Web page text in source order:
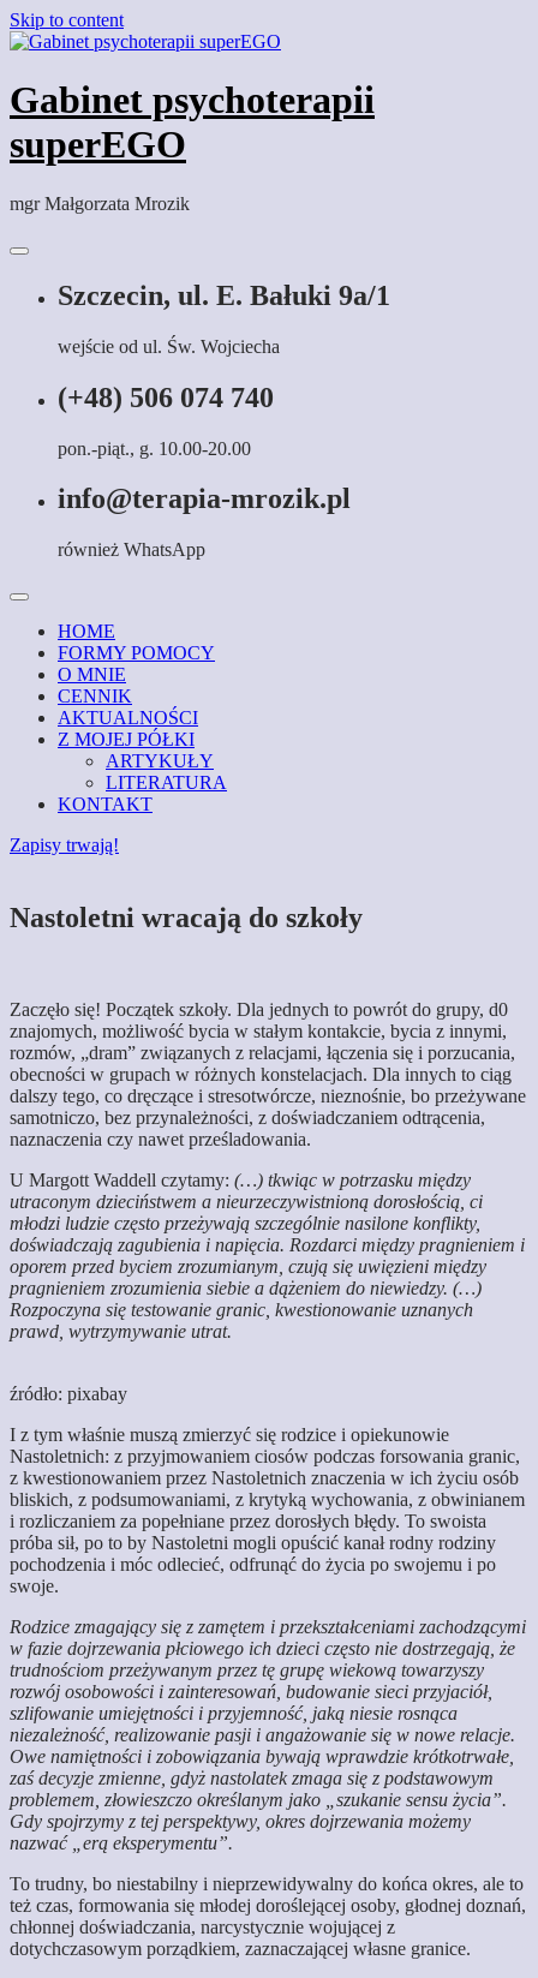
Skip to content
Gabinet psychoterapii
superEGO
mgr Małgorzata Mrozik
Szczecin, ul. E. Bałuki 9a/1
wejście od ul. Św. Wojciecha
(+48) 506 074 740
pon.-piąt., g. 10.00-20.00
info@terapia-mrozik.pl
również WhatsApp
HOME
FORMY POMOCY
O MNIE
CENNIK
AKTUALNOŚCI
Z MOJEJ PÓŁKI
ARTYKUŁY
LITERATURA
KONTAKT
Zapisy trwają!
Nastoletni wracają do szkoły
Zaczęło się! Początek szkoły. Dla jednych to powrót do grupy, d0
znajomych, możliwość bycia w stałym kontakcie, bycia z innymi,
rozmów, „dram” związanych z relacjami, łączenia się i porzucania,
obecności w grupach w różnych konstelacjach. Dla innych to ciąg
dalszy tego, co dręczące i stresotwórcze, nieznośnie, bo przeżywane
samotniczo, bez przynależności, z doświadczaniem odtrącenia,
naznaczenia czy nawet prześladowania.
U Margott Waddell czytamy: (…) tkwiąc w potrzasku między
utraconym dzieciństwem a nieurzeczywistnioną dorosłością, ci
młodzi ludzie często przeżywają szczególnie nasilone konflikty,
doświadczają zagubienia i napięcia. Rozdarci między pragnieniem i
oporem przed byciem zrozumianym, czują się uwięzieni między
pragnieniem zrozumienia siebie a dążeniem do niewiedzy. (…)
Rozpoczyna się testowanie granic, kwestionowanie uznanych
prawd, wytrzymywanie utrat.
źródło: pixabay
I z tym właśnie muszą zmierzyć się rodzice i opiekunowie
Nastoletnich: z przyjmowaniem ciosów podczas forsowania granic,
z kwestionowaniem przez Nastoletnich znaczenia w ich życiu osób
bliskich, z podsumowaniami, z krytyką wychowania, z obwinianem
i rozliczaniem za popełniane przez dorosłych błędy. To swoista
próba sił, po to by Nastoletni mogli opuścić kanał rodny rodziny
pochodzenia i móc odlecieć, odfrunąć do życia po swojemu i po
swoje.
Rodzice zmagający się z zamętem i przekształceniami zachodzącymi
w fazie dojrzewania płciowego ich dzieci często nie dostrzegają, że
trudnościom przeżywanym przez tę grupę wiekową towarzyszy
rozwój osobowości i zainteresowań, budowanie sieci przyjaciół,
szlifowanie umiejętności i przyjemność, jaką niesie rosnąca
niezależność, realizowanie pasji i angażowanie się w nowe relacje.
Owe namiętności i zobowiązania bywają wprawdzie krótkotrwałe,
zaś decyzje zmienne, gdyż nastolatek zmaga się z podstawowym
problemem, złowieszczo określanym jako „szukanie sensu życia”.
Gdy spojrzymy z tej perspektywy, okres dojrzewania możemy
nazwać „erą eksperymentu”.
To trudny, bo niestabilny i nieprzewidywalny do końca okres, ale to
też czas, formowania się młodej doroślejącej osoby, głodnej doznań,
chłonnej doświadczania, narcystycznie wojującej z
dotychczasowym porządkiem, zaznaczającej własne granice.